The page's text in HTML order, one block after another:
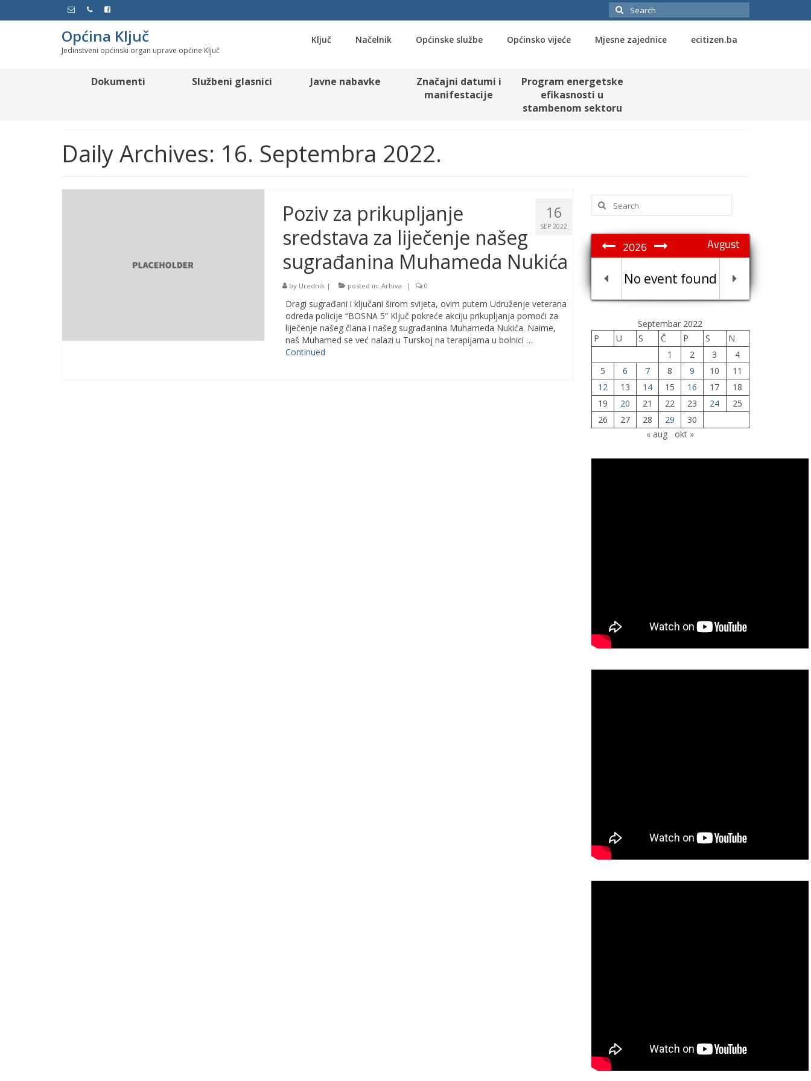
Search
for:
Općina Ključ
Jedinstveni općinski organ uprave općine Ključ
Ključ Načelnik Općinske službe Općinsko vijeće Mjesne zajednice ecitizen.ba
Dokumenti Službeni glasnici Javne nabavke
Značajni datumi i
manifestacije
Program energetske
efikasnosti u
stambenom sektoru
Daily Archives: 16. Septembra 2022.
16
SEP 2022
Poziv za prikupljanje
sredstava za liječenje našeg
sugrađanina Muhameda Nukića
by Urednik| posted in: Arhiva | 0
Dragi sugrađani i ključani širom svijeta, ovim putem Udruženje veterana
odreda policije “BOSNA 5” Ključ pokreće akciju prikupljanja pomoći za
liječenje našeg člana i našeg sugrađanina Muhameda Nukića. Naime,
naš Muhamed se već nalazi u Turskoj na terapijama u bolnici …
Continued
Search
for:
Avgust
2026
No event found
Septembar 2022
P
U S Č P S
N
1
2 3
4
5
6 7 8 9 10
11
12
13 14 15 16 17
18
19
20 21 22 23 24
25
26
27 28 29
30
« aug
okt »